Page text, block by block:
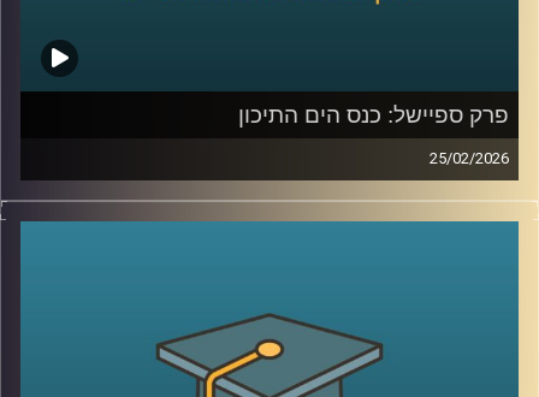
פרק ספיישל: כנס הים התיכון
25/02/2026
הקלטה מתוך השטח, מהכנס השמיני בנושא הים התיכון:
“כלכלה כחולה פורצת גבולות”, שהתקיים באוניברסיטת רייכמן .
כלכלה, ביטחון ושיתופי פעולה אזוריים.
בין מושבים על אנרגיה מתחדשת בים, חקלאות ימית, אצות